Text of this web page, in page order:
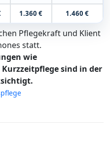
1.360 € 1.460 €
Pflegekraft und Klient
statt.
wie
sind in der